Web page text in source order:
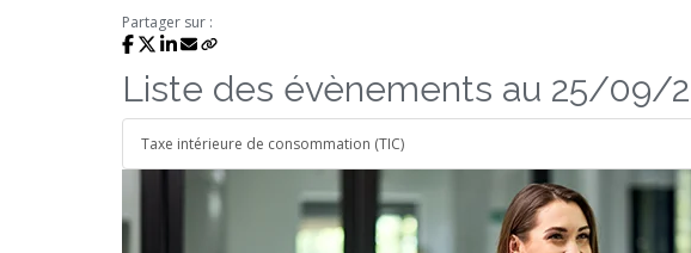
Partager sur :
Liste des évènements au 25/09/
Taxe intérieure de consommation (TIC)